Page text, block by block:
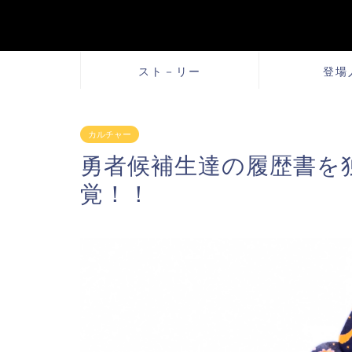
スト－リー 登場
カルチャー
勇者候補生達の履歴書
覚！！